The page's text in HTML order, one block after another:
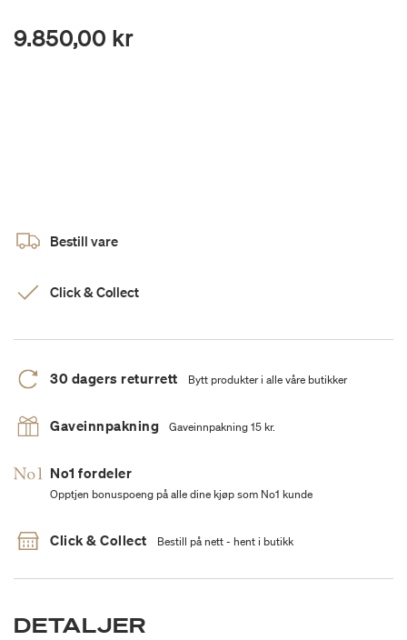
9.850,00 kr
Bestill vare
Click & Collect
30 dagers returrett Bytt produkter i alle våre butikker
Gaveinnpakning Gaveinnpakning 15 kr.
No1 fordeler
Opptjen bonuspoeng på alle dine kjøp som No1 kunde
Click & Collect Bestill på nett - hent i butikk
DETALJER